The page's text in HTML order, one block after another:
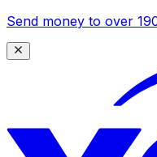
Send money to over